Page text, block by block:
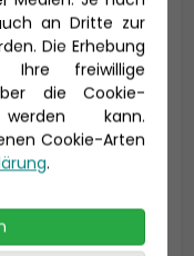
an Dritte zur
Die Erhebung
Ihre freiwillige
die Cookie-
kann.
Cookie-Arten
.